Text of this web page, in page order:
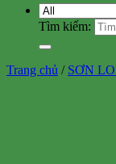
Tìm kiếm:
Trang chủ / SƠN